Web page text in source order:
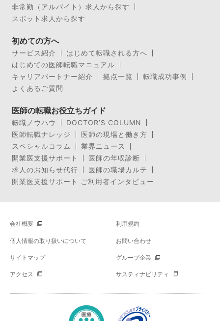
非常勤（アルバイト）求人から探す
スポット求人から探す
初めての方へ
サービス紹介
はじめて転職される方へ
はじめての医師転職マニュアル
キャリアパートナー紹介
拠点一覧
転職成功事例
よくあるご質問
医師の転職お役立ちガイド
転職ノウハウ
DOCTOR’S COLUMN
医師転職ナレッジ
医師の現場と働き方
スペシャルコラム
業界ニュース
開業医支援サポート
医師の年収診断
求人のお知らせ代行
医師の職場カルテ
開業医支援サポート ご利用者インタビュー
会社概要 利用規約
個人情報の取り扱いについて お問い合わせ
サイトマップ グループ企業
アクセス サスティナビリティ